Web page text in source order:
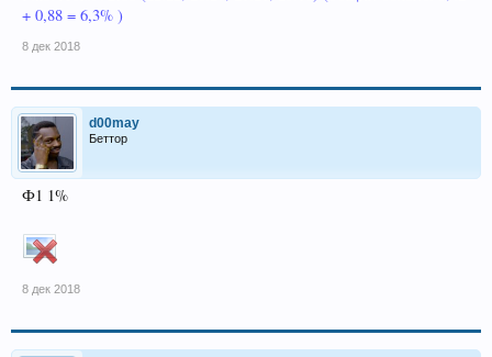
+ 0,88 = 6,3% )
8 дек 2018
d00may
Беттор
Ф1 1%
8 дек 2018